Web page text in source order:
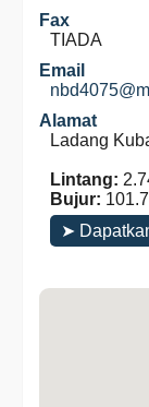
Fax
TIADA
Email
Alamat
Ladang
Lintang:
Bujur:
➤